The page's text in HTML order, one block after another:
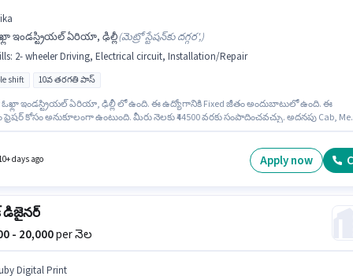
ఇండస్ట్రియల్ ఏరియా, ఢిల్లీ(మెట్రో స్టేషన్‌కు దగ్గర',)
: 2- wheeler Driving, Electrical circuit, Installation/Repair
shift 10వ తరగతి పాస్
ఇండస్ట్రియల్ ఏరియా, ఢిల్లీ లో ఉంది. ఈ ఉద్యోగానికి Fixed జీతం అందుబాటులో ఉంది. ఈ
కోసం అనుకూలంగా ఉంటుంది. మీరు నెలకు ₹44500 వరకు సంపాదించవచ్చు. అదనపు Cab,
ఉద్యోగానికి అభ్యర్థి వద్ద Electrical circuit, 2- wheeler Driving, Installation/Repair
days ago Apply now
డిజైనర్
- 20,000per నెల
Digital Print